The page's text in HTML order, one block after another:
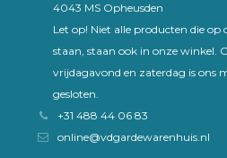
4043 MS Opheusden
Let op! Niet alle producten die op
staan, staan ook in onze winkel.
vrijdagavond en zaterdag is ons
gesloten.
+31 488 44 06 83
online@vdgardewarenhuis.nl